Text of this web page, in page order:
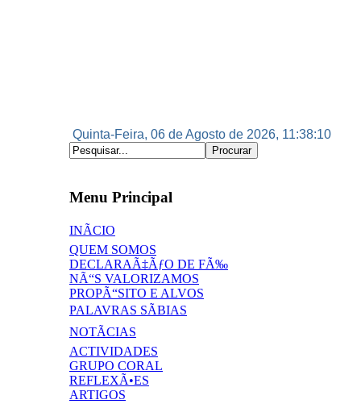
Quinta-Feira, 06 de Agosto de 2026, 11:38:11
Menu Principal
INÃCIO
QUEM SOMOS
DECLARAÃ‡ÃƒO DE FÃ‰
NÃ“S VALORIZAMOS
PROPÃ“SITO E ALVOS
PALAVRAS SÃBIAS
NOTÃCIAS
ACTIVIDADES
GRUPO CORAL
REFLEXÃ•ES
ARTIGOS